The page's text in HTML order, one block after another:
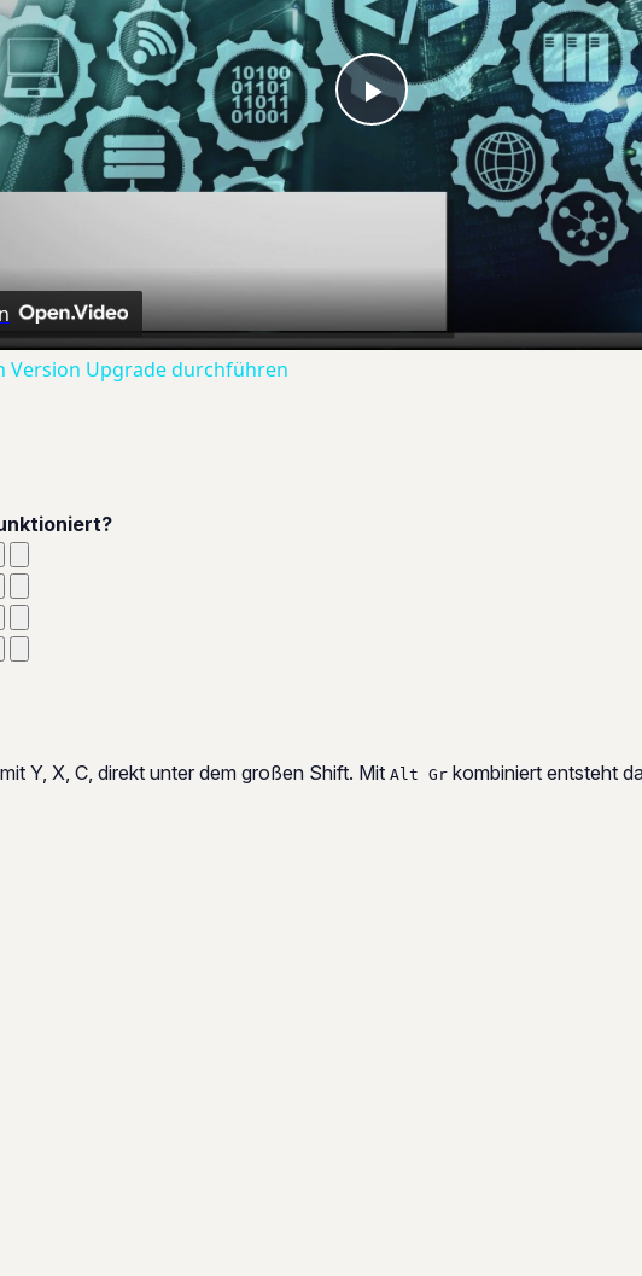
Play
Video
Version Upgrade durchführen
Y, X, C, direkt unter dem großen Shift. Mit Alt Gr kombiniert entsteht